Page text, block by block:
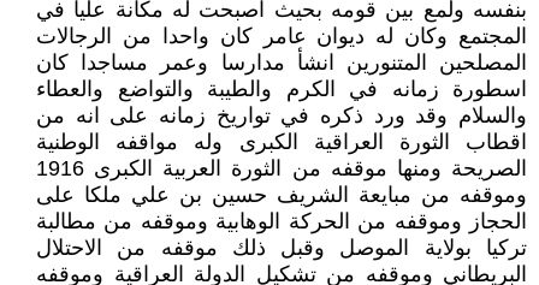
بنفسه ولمع بين قومه بحيث اصبحت له مكانة عليا في
المجتمع وكان له ديوان عامر كان واحدا من الرجالات
المصلحين المتنورين انشأ مدارسا وعمر مساجدا كان
اسطورة زمانه في الكرم والطيبة والتواضع والعطاء
والسلام وقد ورد ذكره في تواريخ زمانه على انه من
اقطاب الثورة العراقية الكبرى وله مواقفه الوطنية
الصريحة ومنها موقفه من الثورة العربية الكبرى 1916
وموقفه من مبايعة الشريف حسين بن علي ملكا على
الحجاز وموقفه من الحركة الوهابية وموقفه من مطالبة
تركيا بولاية الموصل وقبل ذلك موقفه من الاحتلال
البريطاني وموقفه من تشكيل الدولة العراقية وموقفه